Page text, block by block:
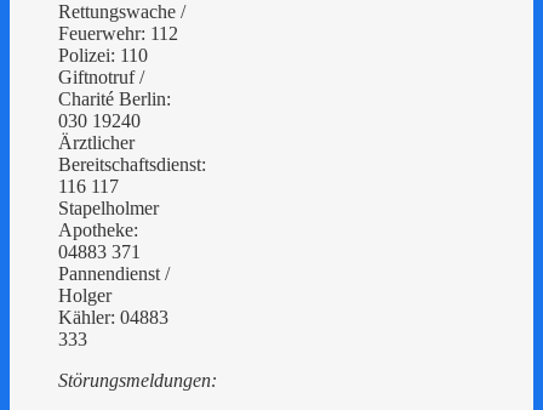
Rettungswache /
Feuerwehr: 112
Polizei: 110
Giftnotruf /
Charité Berlin:
030 19240
Ärztlicher
Bereitschaftsdienst:
116 117
Stapelholmer
Apotheke:
04883 371
Pannendienst /
Holger
Kähler: 04883
333
Störungsmeldungen: